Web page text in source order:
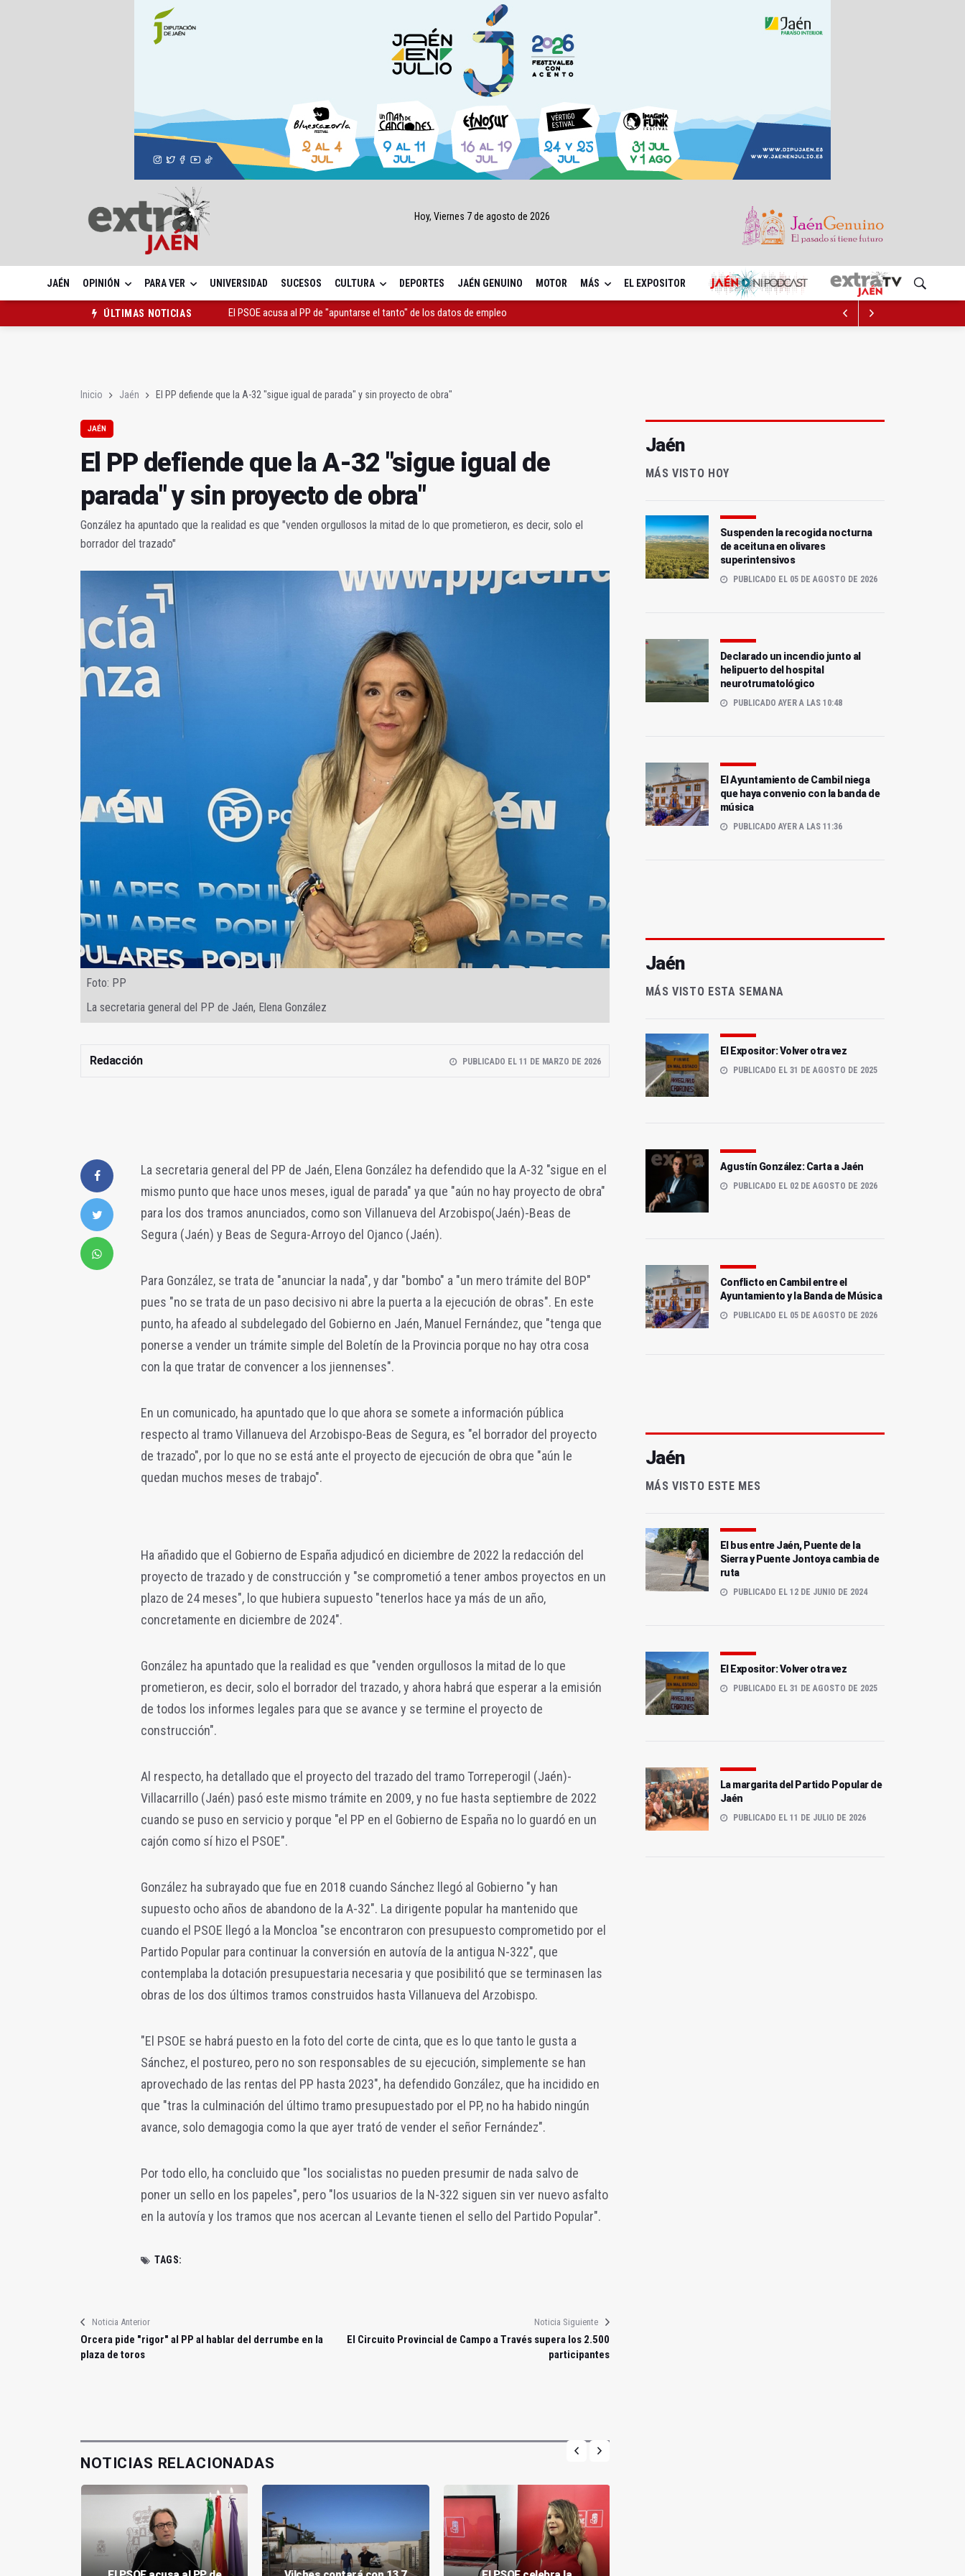
Hoy, Viernes 7 de agosto de 2026
JAÉN OPINIÓN PARA VER UNIVERSIDAD SUCESOS CULTURA DEPORTES JAÉN GENUINO MOTOR MÁS EL EXPOSITOR
ÚLTIMAS NOTICIAS
El Centro Andaluz de las Letras trae a Jaén al filósofo Omar Linares
Inicio Jaén El PP defiende que la A-32 "sigue igual de parada" y sin proyecto de obra"
JAÉN
El PP defiende que la A-32 "sigue igual de
parada" y sin proyecto de obra"
González ha apuntado que la realidad es que "venden orgullosos la mitad de lo que prometieron, es decir, solo el
borrador del trazado"
Foto: PP
La secretaria general del PP de Jaén, Elena González
Redacción PUBLICADO EL 11 DE MARZO DE 2026
La secretaria general del PP de Jaén, Elena González ha defendido que la A-32 "sigue en el
mismo punto que hace unos meses, igual de parada" ya que "aún no hay proyecto de obra"
para los dos tramos anunciados, como son Villanueva del Arzobispo(Jaén)-Beas de
Segura (Jaén) y Beas de Segura-Arroyo del Ojanco (Jaén).
Para González, se trata de "anunciar la nada", y dar "bombo" a "un mero trámite del BOP"
pues "no se trata de un paso decisivo ni abre la puerta a la ejecución de obras". En este
punto, ha afeado al subdelegado del Gobierno en Jaén, Manuel Fernández, que "tenga que
ponerse a vender un trámite simple del Boletín de la Provincia porque no hay otra cosa
con la que tratar de convencer a los jiennenses".
En un comunicado, ha apuntado que lo que ahora se somete a información pública
respecto al tramo Villanueva del Arzobispo-Beas de Segura, es "el borrador del proyecto
de trazado", por lo que no se está ante el proyecto de ejecución de obra que "aún le
quedan muchos meses de trabajo".
Ha añadido que el Gobierno de España adjudicó en diciembre de 2022 la redacción del
proyecto de trazado y de construcción y "se comprometió a tener ambos proyectos en un
plazo de 24 meses", lo que hubiera supuesto "tenerlos hace ya más de un año,
concretamente en diciembre de 2024".
González ha apuntado que la realidad es que "venden orgullosos la mitad de lo que
prometieron, es decir, solo el borrador del trazado, y ahora habrá que esperar a la emisión
de todos los informes legales para que se avance y se termine el proyecto de
construcción".
Al respecto, ha detallado que el proyecto del trazado del tramo Torreperogil (Jaén)-
Villacarrillo (Jaén) pasó este mismo trámite en 2009, y no fue hasta septiembre de 2022
cuando se puso en servicio y porque "el PP en el Gobierno de España no lo guardó en un
cajón como sí hizo el PSOE".
González ha subrayado que fue en 2018 cuando Sánchez llegó al Gobierno "y han
supuesto ocho años de abandono de la A-32". La dirigente popular ha mantenido que
cuando el PSOE llegó a la Moncloa "se encontraron con presupuesto comprometido por el
Partido Popular para continuar la conversión en autovía de la antigua N-322", que
contemplaba la dotación presupuestaria necesaria y que posibilitó que se terminasen las
obras de los dos últimos tramos construidos hasta Villanueva del Arzobispo.
"El PSOE se habrá puesto en la foto del corte de cinta, que es lo que tanto le gusta a
Sánchez, el postureo, pero no son responsables de su ejecución, simplemente se han
aprovechado de las rentas del PP hasta 2023", ha defendido González, que ha incidido en
que "tras la culminación del último tramo presupuestado por el PP, no ha habido ningún
avance, solo demagogia como la que ayer trató de vender el señor Fernández".
Por todo ello, ha concluido que "los socialistas no pueden presumir de nada salvo de
poner un sello en los papeles", pero "los usuarios de la N-322 siguen sin ver nuevo asfalto
en la autovía y los tramos que nos acercan al Levante tienen el sello del Partido Popular".
TAGS:
Noticia Anterior
Orcera pide "rigor" al PP al hablar del derrumbe en la
plaza de toros
Noticia Siguiente
El Circuito Provincial de Campo a Través supera los 2.500
participantes
NOTICIAS RELACIONADAS
Jaén
MÁS VISTO HOY
Suspenden la recogida nocturna
de aceituna en olivares
superintensivos
PUBLICADO EL 05 DE AGOSTO DE 2026
Declarado un incendio junto al
helipuerto del hospital
neurotrumatológico
PUBLICADO AYER A LAS 10:48
El Ayuntamiento de Cambil niega
que haya convenio con la banda de
música
PUBLICADO AYER A LAS 11:36
Jaén
MÁS VISTO ESTA SEMANA
El Expositor: Volver otra vez
PUBLICADO EL 31 DE AGOSTO DE 2025
Agustín González: Carta a Jaén
PUBLICADO EL 02 DE AGOSTO DE 2026
Conflicto en Cambil entre el
Ayuntamiento y la Banda de Música
PUBLICADO EL 05 DE AGOSTO DE 2026
Jaén
MÁS VISTO ESTE MES
El bus entre Jaén, Puente de la
Sierra y Puente Jontoya cambia de
ruta
PUBLICADO EL 12 DE JUNIO DE 2024
El Expositor: Volver otra vez
PUBLICADO EL 31 DE AGOSTO DE 2025
La margarita del Partido Popular de
Jaén
PUBLICADO EL 11 DE JULIO DE 2026